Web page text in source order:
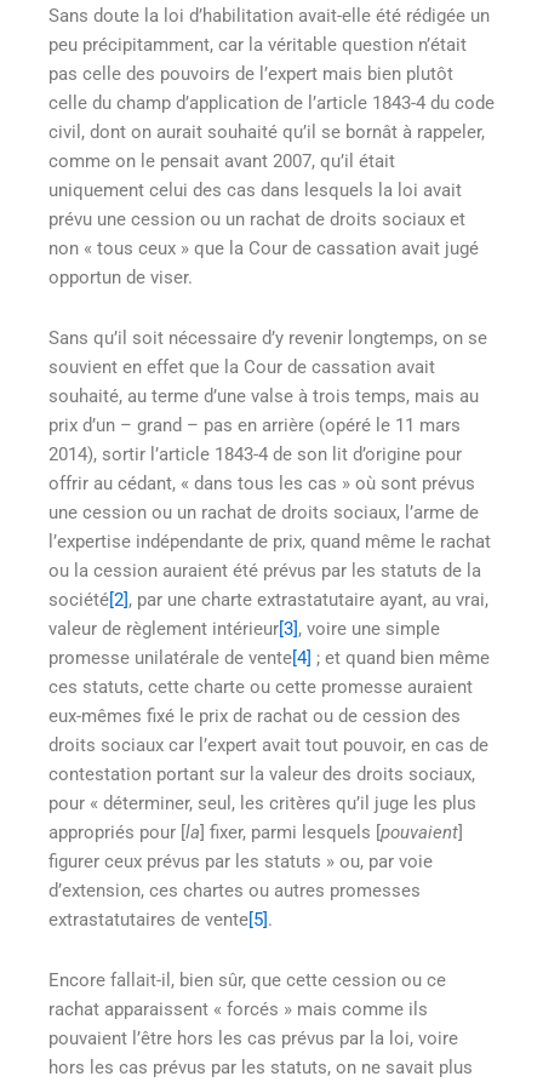
Sans doute la loi d’habilitation avait-elle été rédigée un
peu précipitamment, car la véritable question n’était
pas celle des pouvoirs de l’expert mais bien plutôt
celle du champ d’application de l’article 1843-4 du code
civil, dont on aurait souhaité qu’il se bornât à rappeler,
comme on le pensait avant 2007, qu’il était
uniquement celui des cas dans lesquels la loi avait
prévu une cession ou un rachat de droits sociaux et
non « tous ceux » que la Cour de cassation avait jugé
opportun de viser.
Sans qu’il soit nécessaire d’y revenir longtemps, on se
souvient en effet que la Cour de cassation avait
souhaité, au terme d’une valse à trois temps, mais au
prix d’un – grand – pas en arrière (opéré le 11 mars
2014), sortir l’article 1843-4 de son lit d’origine pour
offrir au cédant, « dans tous les cas » où sont prévus
une cession ou un rachat de droits sociaux, l’arme de
l’expertise indépendante de prix, quand même le rachat
ou la cession auraient été prévus par les statuts de la
société[2], par une charte extrastatutaire ayant, au vrai,
valeur de règlement intérieur[3], voire une simple
promesse unilatérale de vente[4] ; et quand bien même
ces statuts, cette charte ou cette promesse auraient
eux-mêmes fixé le prix de rachat ou de cession des
droits sociaux car l’expert avait tout pouvoir, en cas de
contestation portant sur la valeur des droits sociaux,
pour « déterminer, seul, les critères qu’il juge les plus
appropriés pour [la] fixer, parmi lesquels [pouvaient]
figurer ceux prévus par les statuts » ou, par voie
d’extension, ces chartes ou autres promesses
extrastatutaires de vente[5].
Encore fallait-il, bien sûr, que cette cession ou ce
rachat apparaissent « forcés » mais comme ils
pouvaient l’être hors les cas prévus par la loi, voire
hors les cas prévus par les statuts, on ne savait plus